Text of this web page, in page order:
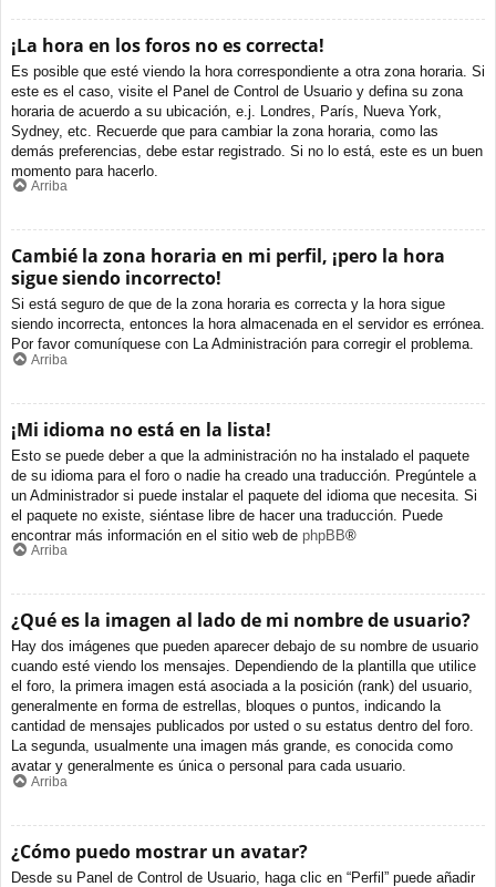
¡La hora en los foros no es correcta!
Es posible que esté viendo la hora correspondiente a otra zona horaria. Si
este es el caso, visite el Panel de Control de Usuario y defina su zona
horaria de acuerdo a su ubicación, e.j. Londres, París, Nueva York,
Sydney, etc. Recuerde que para cambiar la zona horaria, como las
demás preferencias, debe estar registrado. Si no lo está, este es un buen
momento para hacerlo.
Arriba
Cambié la zona horaria en mi perfil, ¡pero la hora
sigue siendo incorrecto!
Si está seguro de que de la zona horaria es correcta y la hora sigue
siendo incorrecta, entonces la hora almacenada en el servidor es errónea.
Por favor comuníquese con La Administración para corregir el problema.
Arriba
¡Mi idioma no está en la lista!
Esto se puede deber a que la administración no ha instalado el paquete
de su idioma para el foro o nadie ha creado una traducción. Pregúntele a
un Administrador si puede instalar el paquete del idioma que necesita. Si
el paquete no existe, siéntase libre de hacer una traducción. Puede
encontrar más información en el sitio web de phpBB®
Arriba
¿Qué es la imagen al lado de mi nombre de usuario?
Hay dos imágenes que pueden aparecer debajo de su nombre de usuario
cuando esté viendo los mensajes. Dependiendo de la plantilla que utilice
el foro, la primera imagen está asociada a la posición (rank) del usuario,
generalmente en forma de estrellas, bloques o puntos, indicando la
cantidad de mensajes publicados por usted o su estatus dentro del foro.
La segunda, usualmente una imagen más grande, es conocida como
avatar y generalmente es única o personal para cada usuario.
Arriba
¿Cómo puedo mostrar un avatar?
Desde su Panel de Control de Usuario, haga clic en “Perfil” puede añadir